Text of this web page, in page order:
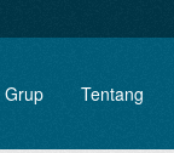
Grup Tentang